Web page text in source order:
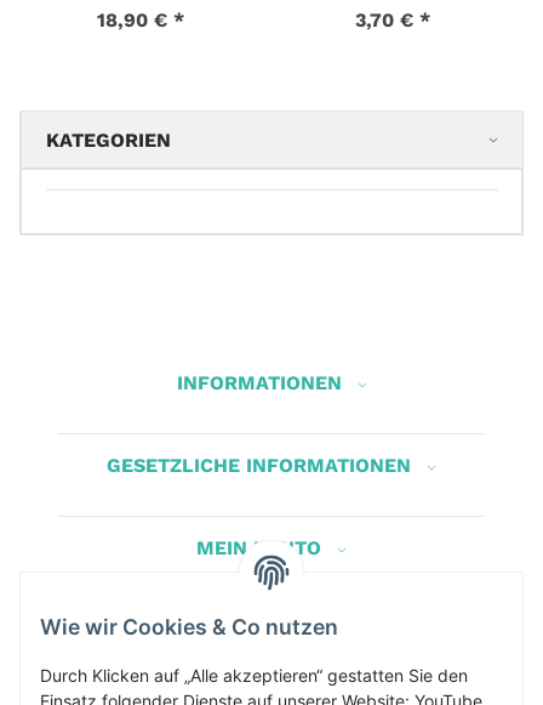
18,90 € * 3,70 € *
KATEGORIEN
INFORMATIONEN
GESETZLICHE INFORMATIONEN
MEIN KONTO
Herbis Anglerladen
Inh.Herbert Schinnerl
Wie wir Cookies & Co nutzen
Durch Klicken auf „Alle akzeptieren“ gestatten Sie den